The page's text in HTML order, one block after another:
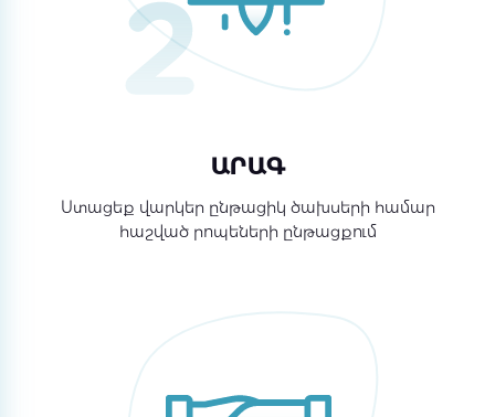
ԱՐԱԳ
Ստացեք վարկեր ընթացիկ ծախսերի համար
հաշված րոպեների ընթացքում